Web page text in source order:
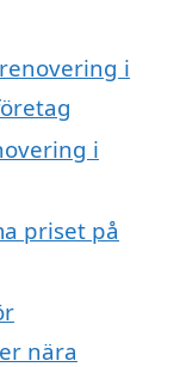
i
i
priset på
nära